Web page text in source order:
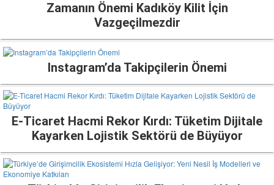
Zamanın Önemi Kadıköy Kilit İçin
Vazgeçilmezdir
Instagram’da Takipçilerin Önemi
E-Ticaret Hacmi Rekor Kırdı: Tüketim Dijitale
Kayarken Lojistik Sektörü de Büyüyor